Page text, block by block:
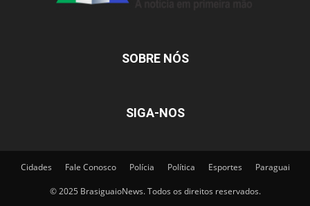
SOBRE NÓS
SIGA-NOS
Cidades Fale Conosco Polícia Política Esportes Paraguai
© 2025 BrasiguaioNews. Todos os direitos reservados.